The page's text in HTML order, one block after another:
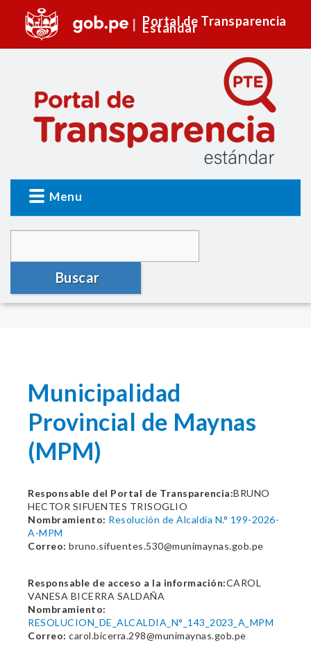
Portal de Transparencia
Estándar
Menu
Buscar
Municipalidad
Provincial de Maynas
(MPM)
Responsable del Portal de Transparencia:BRUNO
HECTOR SIFUENTES TRISOGLIO
Nombramiento: Resolución de Alcaldía N.° 199-2026-
A-MPM
Correo: bruno.sifuentes.530@munimaynas.gob.pe
Responsable de acceso a la información:CAROL
VANESA BICERRA SALDAÑA
Nombramiento:
RESOLUCION_DE_ALCALDIA_N°_143_2023_A_MPM
Correo: carol.bicerra.298@munimaynas.gob.pe